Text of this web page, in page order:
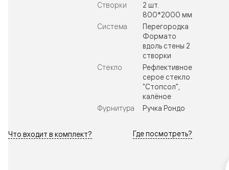
Створки
2 шт.
800*2000 мм
Система
Перегородка
Формато
вдоль стены 2
створки
Стекло
Рефлективное
серое стекло
"Стопсол",
калёное
Фурнитура
Ручка Рондо
Что входит в комплект? Где посмотреть?